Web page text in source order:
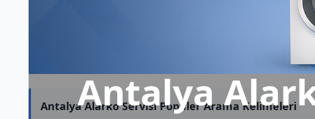
Antalya
Antalya Alarko Servisi Popüler Arama Kelimeleri